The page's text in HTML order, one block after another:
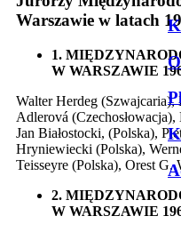
Warszawie w latach
1.
W WARSZAWIE
Walter Herdeg (Szwajcaria),
Adlerová
Jan Białostocki, (Polska),
Hryniewiecki (Polska),
Teisseyre (Polska), Orest G.
2.
W WARSZAWIE